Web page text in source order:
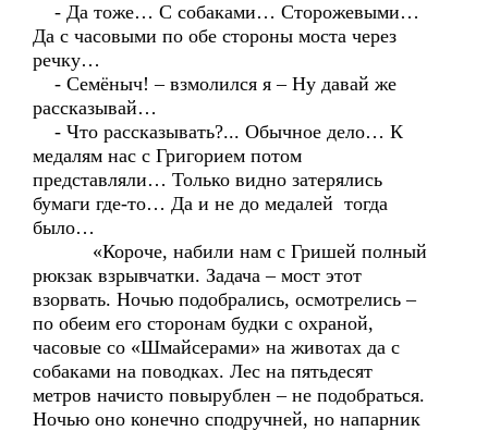
- Да тоже… С собаками… Сторожевыми…
Да с часовыми по обе стороны моста через
речку…
- Семёныч! – взмолился я – Ну давай же
рассказывай…
- Что рассказывать?... Обычное дело… К
медалям нас с Григорием потом
представляли… Только видно затерялись
бумаги где-то… Да и не до медалей тогда
было…
«Короче, набили нам с Гришей полный
рюкзак взрывчатки. Задача – мост этот
взорвать. Ночью подобрались, осмотрелись –
по обеим его сторонам будки с охраной,
часовые со «Шмайсерами» на животах да с
собаками на поводках. Лес на пятьдесят
метров начисто повырублен – не подобраться.
Ночью оно конечно сподручней, но напарник